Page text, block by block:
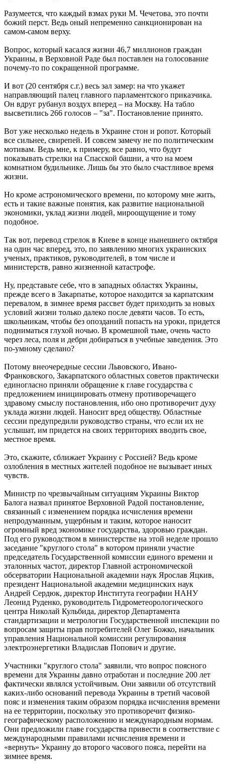
Разумеется, что каждый взмах руки М. Чечетова, это почти
божий перст. Ведь оный непременно санкционирован на
самом-самом верху.
Вопрос, который касался жизни 46,7 миллионов граждан
Украины, в Верховной Раде был поставлен на голосование
почему-то по сокращенной программе.
И вот (20 сентября с.г.) весь зал замер: на что укажет
направляющий палец главного парламентского приказчика.
Он вдруг рубанул воздух вперед – на Москву. На табло
высветились 266 голосов – "за". Постановление принято.
Вот уже несколько недель в Украине стон и ропот. Который
все сильнее, свирепей. И совсем замечу не по политическим
мотивам. Ведь мне, к примеру, все равно, что будут
показывать стрелки на Спасской башни, а что на моем
комнатном будильнике. Лишь бы это было счастливое время
жизни.
Но кроме астрономического времени, по которому мне жить,
есть и такие важные понятия, как развитие национальной
экономики, уклад жизни людей, мироощущение и тому
подобное.
Так вот, перевод стрелок в Киеве в конце нынешнего октября
на один час вперед, это, по заявлению многих украинских
ученых, практиков, руководителей, в том числе и
министерств, равно жизненной катастрофе.
Ну, представьте себе, что в западных областях Украины,
прежде всего в Закарпатье, которое находится за карпатским
перевалом, в зимнее время рассвет будет приходить за новых
условий жизни только далеко после девяти часов. То есть,
школьникам, чтобы без опозданий попасть на уроки, придется
подниматься глухой ночью. В кромешной тьме, очень часто
через леса, поля и дебри добираться в учебные заведения. Это
по-умному сделано?
Потому внеочередные сессии Львовского, Ивано-
Франковского, Закарпатского областных советов практически
единогласно приняли обращение к главе государства с
предложением инициировать отмену противоречащего
здравому смыслу постановления, ибо оно противоречит духу
уклада жизни людей. Наносит вред обществу. Областные
сессии предупредили руководство страны, что если их не
услышат, им придется на своих территориях вводить свое,
местное время.
Это, скажите, сближает Украину с Россией? Ведь кроме
озлобления в местных жителей подобное не вызывает иных
чувств.
Министр по чрезвычайным ситуациям Украины Виктор
Балога назвал принятое Верховной Радой постановление,
связанный с изменением порядка исчисления времени
непродуманным, ущербным и таким, которое наносит
огромный вред экономике государства, здоровью граждан.
Под его руководством в министерстве на этой неделе прошло
заседание "круглого стола" в котором приняли участие
председатель Государственной комиссии единого времени и
эталонных частот, директор Главной астрономической
обсерватории Национальной академии наук Ярослав Яцкив,
президент Национальной академии медицинских наук
Андрей Сердюк, директор Института географии НАНУ
Леонид Руденко, руководитель Гидрометеорологического
центра Николай Кульбида, директор Департамента
стандартизации и метрологии Государственной инспекции по
вопросам защиты прав потребителей Олег Божко, начальник
управления Национальной комиссии регулирования
электроэнергетики Владислав Попович и другие.
Участники "круглого стола" заявили, что вопрос поясного
времени для Украины давно отработан и последние 200 лет
фактически являлся устойчивым. Они заявили об отсутствий
каких-либо оснований перевода Украины в третий часовой
пояс и изменения таким образом порядка исчисления времени
на ее территории, поскольку это противоречит физико-
географическому расположению и международным нормам.
Они предложили главе государства привести в соответствие с
международными правилами исчисления времени и
«вернуть» Украину до второго часового пояса, перейти на
зимнее время.